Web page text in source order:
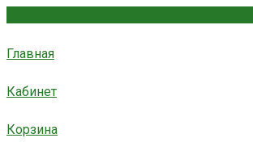
Главная
Кабинет
Корзина